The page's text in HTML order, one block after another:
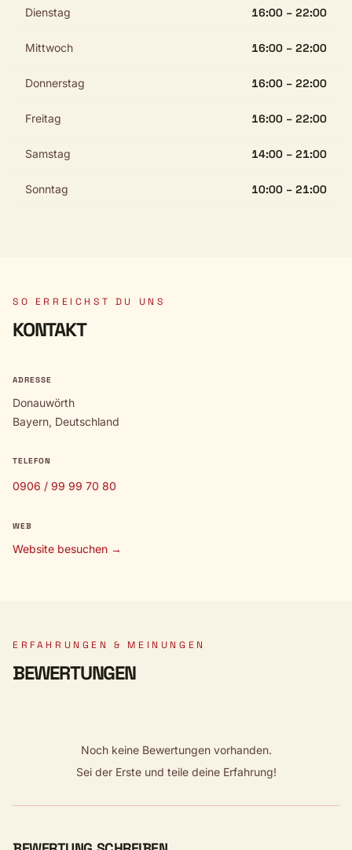
Dienstag 16:00 – 22:00
Mittwoch 16:00 – 22:00
Donnerstag 16:00 – 22:00
Freitag 16:00 – 22:00
Samstag 14:00 – 21:00
Sonntag 10:00 – 21:00
SO ERREICHST DU UNS
KONTAKT
ADRESSE
Donauwörth
Bayern, Deutschland
TELEFON
0906 / 99 99 70 80
WEB
Website besuchen →
ERFAHRUNGEN & MEINUNGEN
BEWERTUNGEN
Noch keine Bewertungen vorhanden.
Sei der Erste und teile deine Erfahrung!